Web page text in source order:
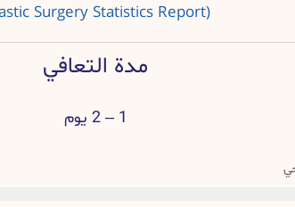
(Plastic Surgery Statistics Report)
مدة التعافي
1 – 2 يوم